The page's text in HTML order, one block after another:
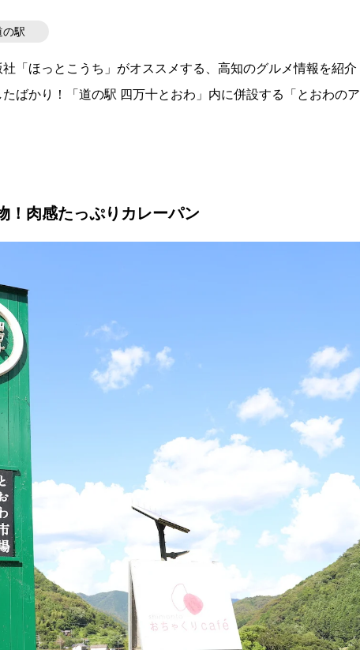
の駅
「ほっとこうち」がオススメする、高知のグルメ情報を紹介
ばかり！「道の駅 四万十とおわ」内に併設する「とおわのア
！肉感たっぷりカレーパン